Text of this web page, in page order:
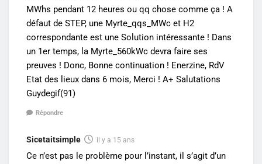
MWhs pendant 12 heures ou qq chose comme ça ! A
défaut de STEP, une Myrte_qqs_MWc et H2
correspondante est une Solution intéressante ! Dans
un 1er temps, la Myrte_560kWc devra faire ses
preuves ! Donc, Bonne continuation ! Enerzine, RdV
Etat des lieux dans 6 mois, Merci ! A+ Salutations
Guydegif(91)
Répondre
Sicetaitsimple il y a 15 ans
Ce n’est pas le problème pour l’instant, il s’agit d’un